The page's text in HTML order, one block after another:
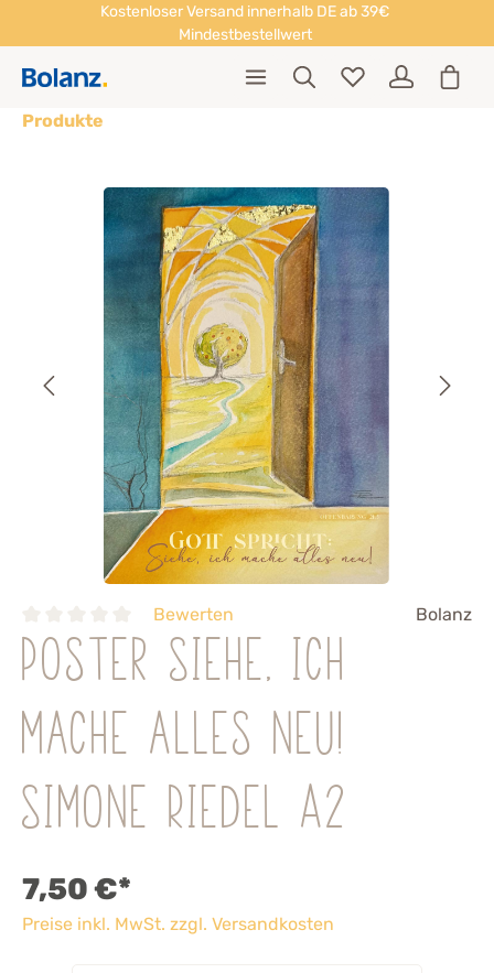
Kostenloser Versand innerhalb DE ab 39€
Mindestbestellwert
Produkte
Bewerten Bolanz
Poster Siehe, ich
mache alles neu!
Simone Riedel A2
7,50 €*
Preise inkl. MwSt. zzgl. Versandkosten